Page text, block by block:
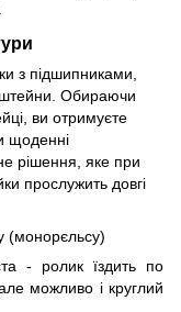
з підшипниками,
Обираючи
ви отримуєте
щоденні
рішення, яке при
прослужить довгі
- ролик їздить по
можливо і круглий